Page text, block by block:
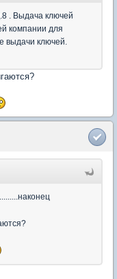
. Выдача ключей
компании для
выдачи ключей.